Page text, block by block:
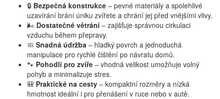
🔒 Bezpečná konstrukce – pevné materiály a spolehlivé
uzavírání brání úniku zvířete a chrání jej před vnějšími vlivy.
🌬️ Dostatečné větrání – zajišťuje správnou cirkulaci
vzduchu během přepravy.
🧼 Snadná údržba – hladký povrch a jednoduchá
manipulace pro rychlé čištění po návratu domů.
🐾 Pohodlí pro zvíře – vhodná velikost umožňuje volný
pohyb a minimalizuje stres.
🎒 Praktické na cesty – kompaktní rozměry a nízká
hmotnost ideální i pro přenášení v ruce nebo v autě.